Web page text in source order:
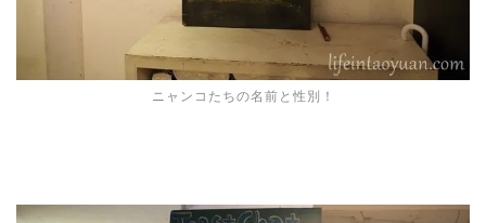
ニャンコたちの名前と性別！